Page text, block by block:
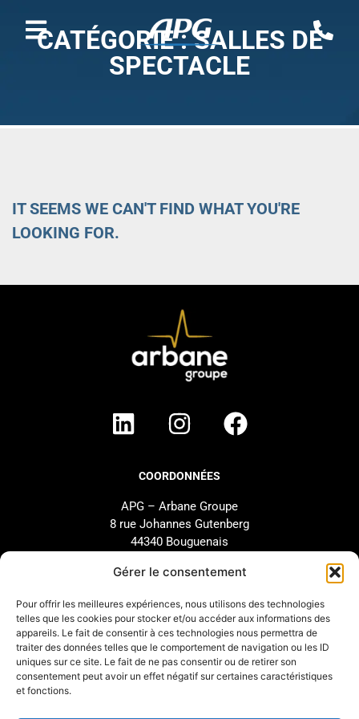
Gérer le consentement
Pour offrir les meilleures expériences, nous utilisons des technologies
telles que les cookies pour stocker et/ou accéder aux informations des
appareils. Le fait de consentir à ces technologies nous permettra de
traiter des données telles que le comportement de navigation ou les ID
uniques sur ce site. Le fait de ne pas consentir ou de retirer son
consentement peut avoir un effet négatif sur certaines caractéristiques
et fonctions.
CATÉGORIE : SALLES DE
SPECTACLE
IT SEEMS WE CAN'T FIND WHAT YOU'RE
LOOKING FOR.
COORDONNÉES
APG – Arbane Groupe
8 rue Johannes Gutenberg
44340 Bouguenais
02 40 46 66 64
MARQUE
Notre Histoire
Nos Engagements
Nos Distributeurs
SUPPORT
SAV
Étude et configuration